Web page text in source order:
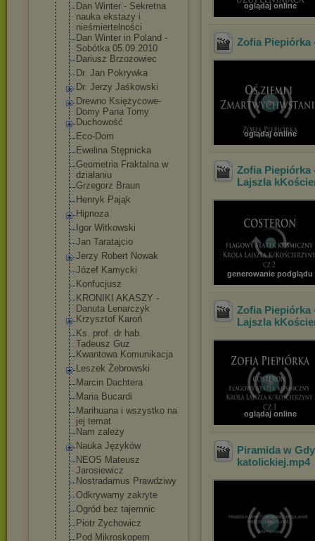
Dan Winter - Sekretna
nauka ekstazy i
nieśmiertelności
Dan Winter in Poland -
Sobótka 05.09.2010
Dariusz Brzozowiec
Dr. Jan Pokrywka
Dr. Jerzy Jaśkowski
Drewno Księżycowe-
Domy Pana Tomy
Duchowość
Eco-Dom
Ewelina Stępnicka
Geometria Fraktalna w
działaniu
Grzegorz Braun
Henryk Pająk
Hipnoza
Igor Witkowski
Jan Taratajcio
Jerzy Robert Nowak
Józef Kamycki
Konfucjusz
KRONIKI AKASZY -
Danuta Lenarczyk
Krzysztof Karoń
Ks. prof. dr hab.
Tadeusz Guz
Kwantowa Komunikacja
Leszek Żebrowski
Marcin Dachtera
Maria Bucardi
Marihuana i wszystko na
jej temat
Nam zależy
Nauka Języków
NEOS Mateusz
Jarosiewicz
Nostradamus Prawdziwy
Odkrywamy zakryte
Ogród bez tajemnic
Piotr Zychowicz
Pod Mikroskopem
oglądaj online
Zofia Piepiórka
oglądaj online
Zofia Piepiórka
Lajszla
generowanie podglądu
Zofia Piepiórka
Lajszla
oglądaj online
Piramida w
katolickiej.mp4